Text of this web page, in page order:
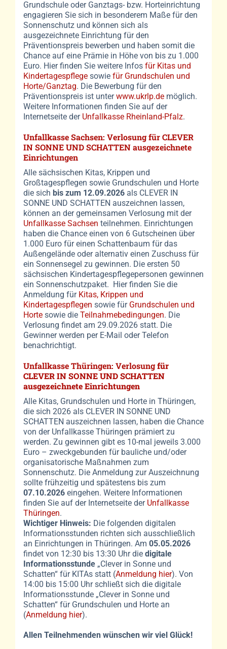
Grundschule oder Ganztags- bzw. Horteinrichtung
engagieren Sie sich in besonderem Maße für den
Sonnenschutz und können sich als
ausgezeichnete Einrichtung für den
Präventionspreis bewerben und haben somit die
Chance auf eine Prämie in Höhe von bis zu 1.000
Euro. Hier finden Sie weitere Infos für Kitas und
Kindertagespflegesowie für Grundschulen und
Horte/Ganztag. Die Bewerbung für den
Präventionspreis ist unterwww.ukrlp.demöglich.
Weitere Informationen finden Sie auf der
Internetseite der Unfallkasse Rheinland-Pfalz.
Unfallkasse Sachsen: Verlosung für CLEVER
IN SONNE UND SCHATTEN ausgezeichnete
Einrichtungen
Alle sächsischen Kitas, Krippen und
Großtagespflegen sowie Grundschulen und Horte
die sich bis zum 12.09.2026als CLEVER IN
SONNE UND SCHATTEN auszeichnen lassen,
können an der gemeinsamen Verlosung mit der
Unfallkasse Sachsen teilnehmen. Einrichtungen
haben die Chance einen von 6 Gutscheinen über
1.000 Euro für einen Schattenbaum für das
Außengelände oder alternativ einen Zuschuss für
ein Sonnensegel zu gewinnen. Die ersten 50
sächsischen Kindertagespflegepersonen gewinnen
ein Sonnenschutzpaket. Hier finden Sie die
Anmeldung für Kitas, Krippen und
Kindertagespflegen sowie für Grundschulen und
Hortesowie die Teilnahmebedingungen. Die
Verlosung findet am 29.09.2026 statt. Die
Gewinner werden per E-Mail oder Telefon
benachrichtigt.
Unfallkasse Thüringen: Verlosungfür
CLEVERIN SONNE UND SCHATTEN
ausgezeichnete Einrichtungen
Alle Kitas, Grundschulen und Horte in Thüringen,
die sich 2026 als CLEVER IN SONNE UND
SCHATTEN auszeichnen lassen, haben die Chance
von der Unfallkasse Thüringen prämiert zu
werden. Zu gewinnen gibt es 10-mal jeweils 3.000
Euro – zweckgebunden für bauliche und/oder
organisatorische Maßnahmen zum
Sonnenschutz. Die Anmeldung zur Auszeichnung
sollte frühzeitig und spätestens bis zum
07.10.2026 eingehen. Weitere Informationen
finden Sie auf der Internetseite der Unfallkasse
Thüringen.
Wichtiger Hinweis: Die folgenden digitalen
Informationsstunden richten sich ausschließlich
an Einrichtungen in Thüringen. Am 05.05.2026
findet von 12:30 bis 13:30 Uhr die digitale
Informationsstunde„Clever in Sonne und
Schatten“ für KITAs statt (Anmeldung hier). Von
14:00 bis 15:00 Uhr schließt sich die digitale
Informationsstunde „Clever in Sonne und
Schatten“ für Grundschulen und Horte an
(Anmeldung hier).
Allen Teilnehmenden wünschen wir viel Glück!